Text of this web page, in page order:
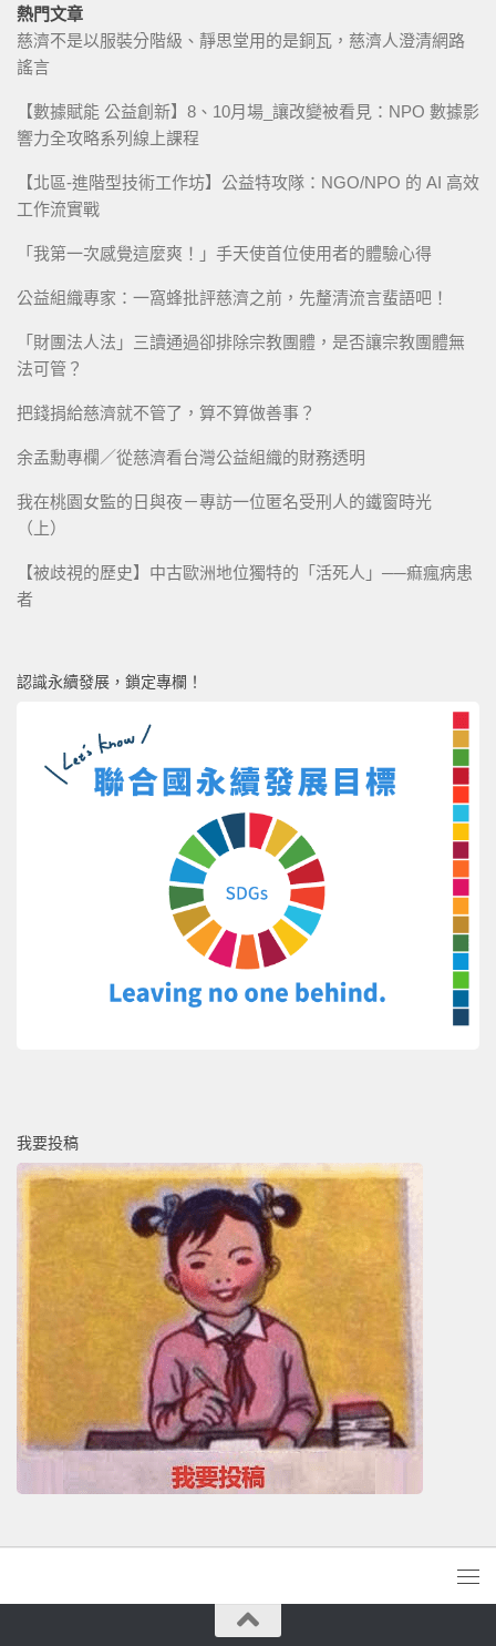
熱門文章
慈濟不是以服裝分階級、靜思堂用的是銅瓦，慈濟人澄清網路
謠言
【數據賦能 公益創新】8、10月場_讓改變被看見：NPO 數據影
響力全攻略系列線上課程
【北區-進階型技術工作坊】公益特攻隊：NGO/NPO 的 AI 高效
工作流實戰
「我第一次感覺這麼爽！」手天使首位使用者的體驗心得
公益組織專家：一窩蜂批評慈濟之前，先釐清流言蜚語吧！
「財團法人法」三讀通過卻排除宗教團體，是否讓宗教團體無
法可管？
把錢捐給慈濟就不管了，算不算做善事？
余孟勳專欄／從慈濟看台灣公益組織的財務透明
我在桃園女監的日與夜－專訪一位匿名受刑人的鐵窗時光
（上）
【被歧視的歷史】中古歐洲地位獨特的「活死人」──痲瘋病患
者
認識永續發展，鎖定專欄！
我要投稿